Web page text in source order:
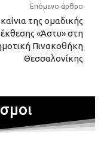
Επόμενο άρθρο
της ομαδικής
έκθεσης «Άστυ» στη
Πινακοθήκη
Θεσσαλονίκης